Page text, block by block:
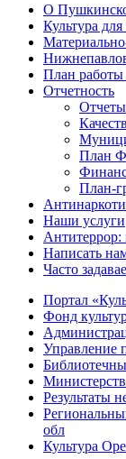
О
Культура
План работы
Отчетность
Отчеты
План
План-
Наши услуги
Антитеррор:
Написать
Часто
Портал
Фонд
Управление
Результаты
обл
Культура